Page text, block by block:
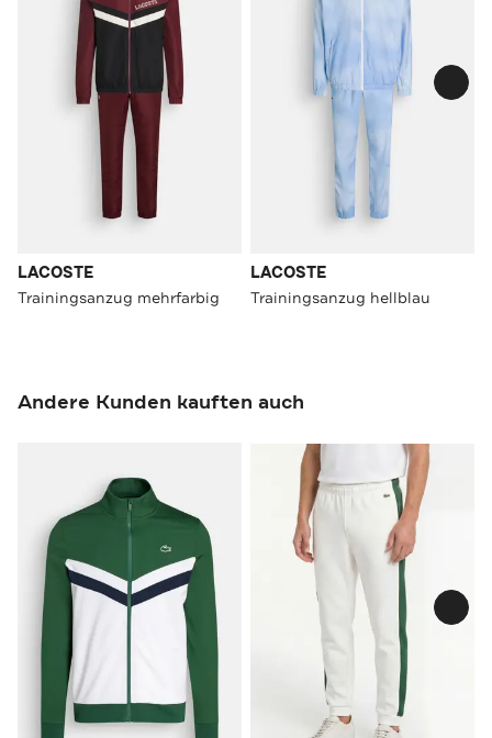
LACOSTE
Trainingsanzug mehrfarbig
LACOSTE
Trainingsanzug hellblau
Andere Kunden kauften auch